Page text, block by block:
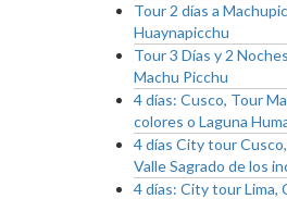
Tour 2 días a
Huaynapicchu
Tour 3 Días y 2
Machu Picchu
4 días: Cusco, Tour
colores o Laguna
4 días City tour
Valle Sagrado de los
4 días: City tour Lima,